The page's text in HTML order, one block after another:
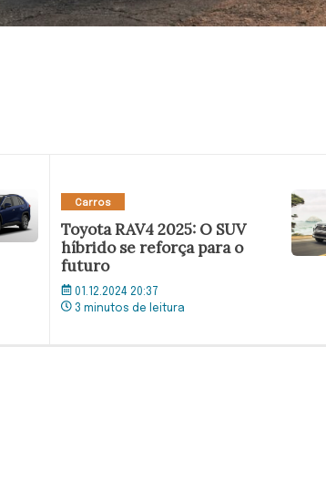
Carros
Toyota RAV4 2025: O SUV
híbrido se reforça para o
futuro
01.12.2024 20:37
3 minutos de leitura